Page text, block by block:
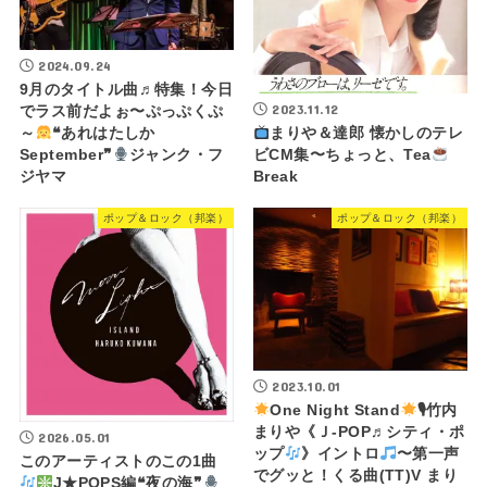
2024.09.24
9月のタイトル曲♬特集！今日
でラス前だよぉ〜ぷっぷくぷ
～
❝あれはたしか
September❞
ジャンク・フ
ジヤマ
2023.11.12
まりや＆達郎 懐かしのテレ
ビCM集〜ちょっと、Tea
Break
ポップ＆ロック（邦楽）
2026.05.01
このアーティストのこの1曲
J★POPS編❝夜の海❞
ポップ＆ロック（邦楽）
2023.10.01
One Night Stand
🎙竹内
まりや《Ｊ-POP♬シティ・ポ
ップ
》イントロ
〜第一声
でグッと！くる曲(TT)V まり